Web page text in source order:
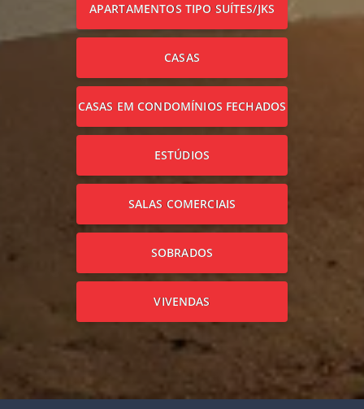
APARTAMENTOS TIPO SUÍTES/JKS
CASAS
CASAS EM CONDOMÍNIOS FECHADOS
ESTÚDIOS
SALAS COMERCIAIS
SOBRADOS
VIVENDAS